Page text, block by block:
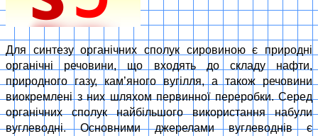
Для синтезу органічних сполук сировиною є природні
органічні речовини, що входять до складу нафти,
природного газу, кам’яного вугілля, а також речовини
виокремлені з них шляхом первинної переробки. Серед
органічних сполук найбільшого використання набули
вуглеводні. Основними джерелами вуглеводнів є